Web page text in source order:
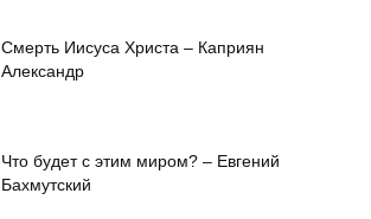
Смерть Иисуса Христа – Каприян
Александр
Что будет с этим миром? – Евгений
Бахмутский